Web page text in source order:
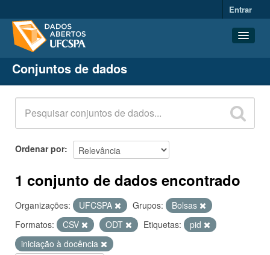
Entrar
Conjuntos de dados
Organizações
Grupos
Sobre
Conjuntos de dados
Ordenar por
1 conjunto de dados encontrado
Organizações: UFCSPA Grupos:
Bolsas
Formatos:
CSV ODT Etiquetas:
pid
iniciação à docência